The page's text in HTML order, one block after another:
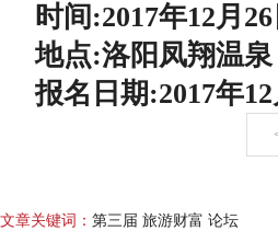
时间:2017年12月
地点:洛阳凤翔温泉
报名日期:2017年
文章关键词： 第三届 旅游财富 论坛